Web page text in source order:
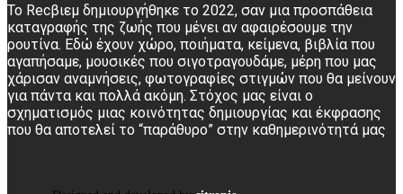
Το Recβιεμ δημιουργήθηκε το 2022, σαν μια προσπάθεια
καταγραφής της ζωής που μένει αν αφαιρέσουμε την
ρουτίνα. Εδώ έχουν χώρο, ποιήματα, κείμενα, βιβλία που
αγαπήσαμε, μουσικές που σιγοτραγουδάμε, μέρη που μας
χάρισαν αναμνήσεις, φωτογραφίες στιγμών που θα μείνουν
για πάντα και πολλά ακόμη. Στόχος μας είναι ο
σχηματισμός μιας κοινότητας δημιουργίας και έκφρασης
που θα αποτελεί το “παράθυρο” στην καθημερινότητά μας